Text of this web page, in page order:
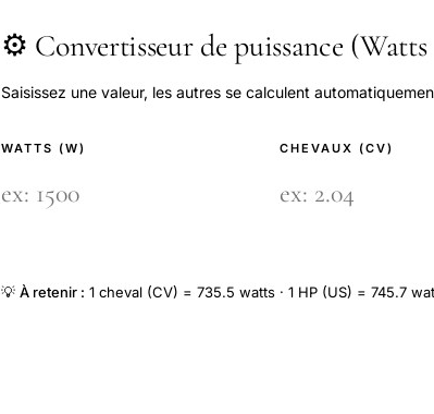
⚙️ Convertisseur de puissance
Saisissez une valeur, les autres se calculent
WATTS (W) CHEVAUX (CV)
💡 À retenir : 1 cheval (CV) = 735.5 watts · 1 HP (US) = 745.7